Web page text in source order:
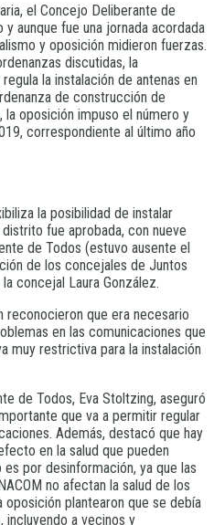
el Concejo Deliberante de
aunque fue una jornada acordada
y oposición midieron fuerzas.
discutidas, la
la instalación de antenas en
de construcción de
oposición impuso el número y
correspondiente al último año
la posibilidad de instalar
fue aprobada, con nueve
de Todos (estuvo ausente el
de los concejales de Juntos
concejal Laura González.
que era necesario
en las comunicaciones que
muy restrictiva para la instalación
de Todos, Eva Stoltzing, aseguró
que va a permitir regular
Además, destacó que hay
en la salud que pueden
por desinformación, ya que las
no afectan la salud de los
plantearon que se debía
incluyendo a vecinos y